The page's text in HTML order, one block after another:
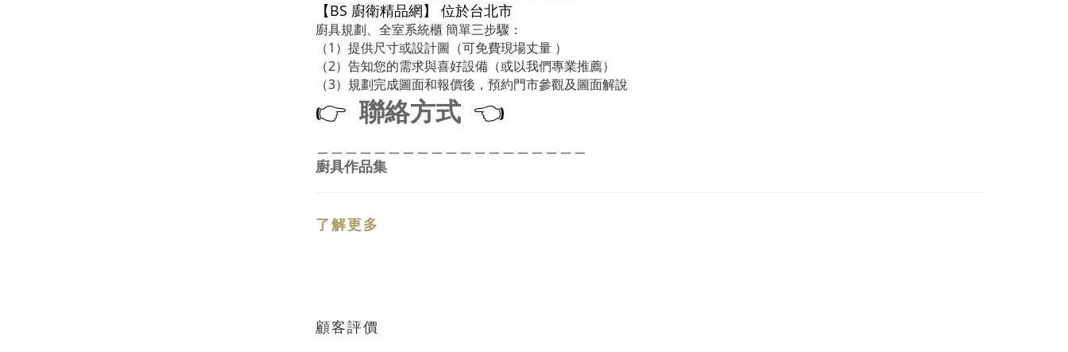
【BS 廚衛精品網】 位於台北市
廚具規劃、全室系統櫃 簡單三步驟：
（1）提供尺寸或設計圖（可免費現場丈量 ）
（2）告知您的需求與喜好設備（或以我們專業推薦）
（3）規劃完成圖面和報價後，預約門市參觀及圖面解說
👉 聯絡方式 👈
廚具作品集
了解更多
顧客評價